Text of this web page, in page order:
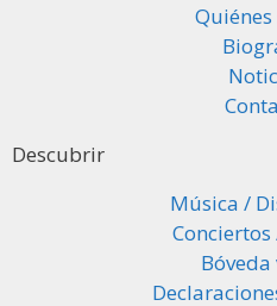
Descubrir
Música /
Conciertos